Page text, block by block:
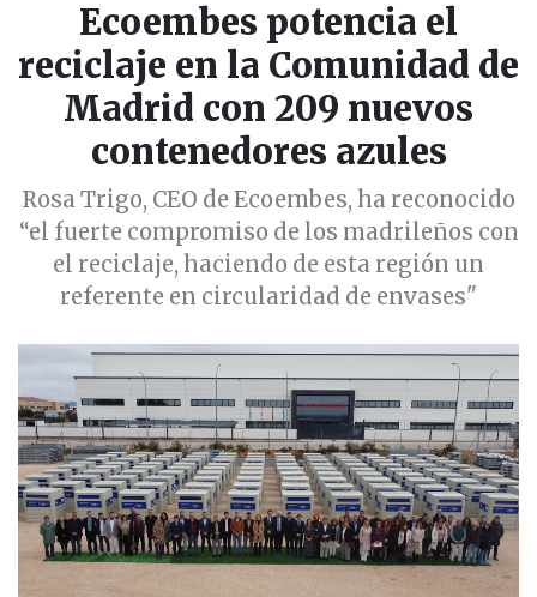
Ecoembes potencia el
reciclaje en la Comunidad de
Madrid con 209 nuevos
contenedores azules
Rosa Trigo, CEO de Ecoembes, ha reconocido
“el fuerte compromiso de los madrileños con
el reciclaje, haciendo de esta región un
referente en circularidad de envases"